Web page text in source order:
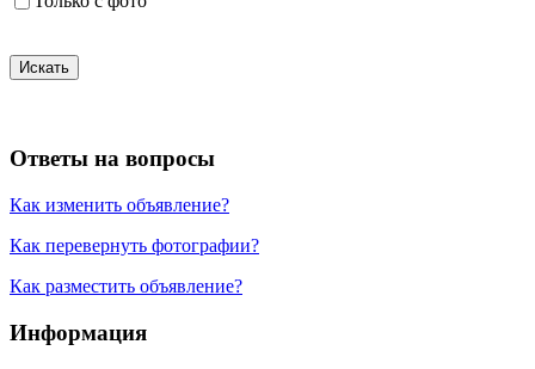
Искать
Ответы на вопросы
Как изменить объявление?
Как перевернуть фотографии?
Как разместить объявление?
Информация